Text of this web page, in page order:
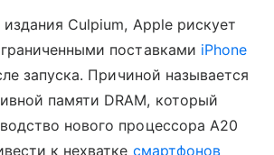
издания Culpium, Apple рискует
поставками iPhone
запуска. Причиной называется
памяти DRAM, который
нового процессора A20
к нехватке смартфонов